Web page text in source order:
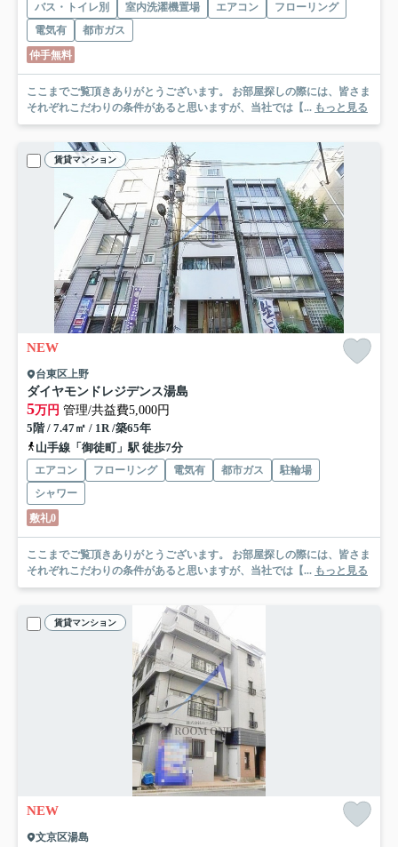
バス・トイレ別 室内洗濯機置場 エアコン
フローリング
電気有
都市ガス
仲手無料
ここまでご覧頂きありがとうございます。 お部屋探しの際には、皆さま
それぞれこだわりの条件があると思いますが、当社では【... もっと見る
賃貸マンション
NEW
台東区上野
ダイヤモンドレジデンス湯島
5万円 管理/共益費5,000円
5階 / 7.47㎡ / 1R /築65年
山手線「御徒町」駅 徒歩7分
エアコン フローリング 電気有 都市ガス
駐輪場
シャワー
敷礼0
ここまでご覧頂きありがとうございます。 お部屋探しの際には、皆さま
それぞれこだわりの条件があると思いますが、当社では【... もっと見る
賃貸マンション
NEW
文京区湯島